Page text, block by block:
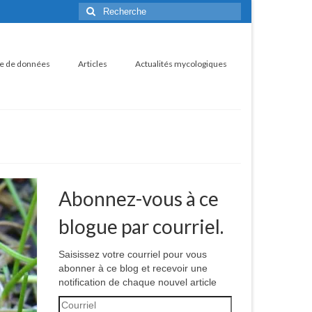
Rechercher
:
de données Articles Actualités mycologiques
Abonnez-vous à ce
blogue par courriel.
Saisissez votre courriel pour vous
abonner à ce blog et recevoir une
notification de chaque nouvel article
Courriel